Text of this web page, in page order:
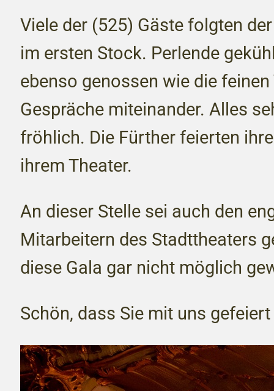
Viele der (525) Gäste folgten
im ersten Stock. Perlende
ebenso genossen wie die
Gespräche miteinander. Alles
fröhlich. Die Fürther feierten
ihrem Theater.
An dieser Stelle sei auch den
Mitarbeitern des Stadttheaters
diese Gala gar nicht möglich
Schön, dass Sie mit uns